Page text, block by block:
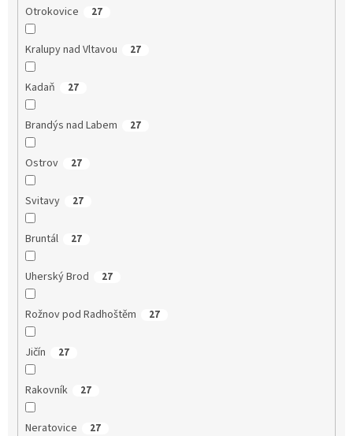
Otrokovice 27
Kralupy nad Vltavou 27
Kadaň 27
Brandýs nad Labem 27
Ostrov 27
Svitavy 27
Bruntál 27
Uherský Brod 27
Rožnov pod Radhoštěm 27
Jičín 27
Rakovník 27
Neratovice 27